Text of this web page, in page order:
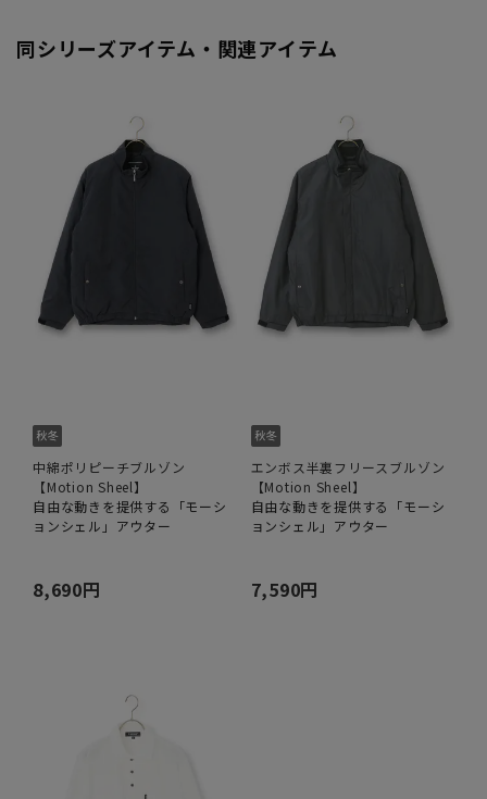
同シリーズアイテム・関連アイテム
中綿ポリピーチブルゾン
【Motion Sheel】
自由な動きを提供する「モーシ
ョンシェル」アウター
8,690円
エンボス半裏フリースブルゾン
【Motion Sheel】
自由な動きを提供する「モーシ
ョンシェル」アウター
7,590円